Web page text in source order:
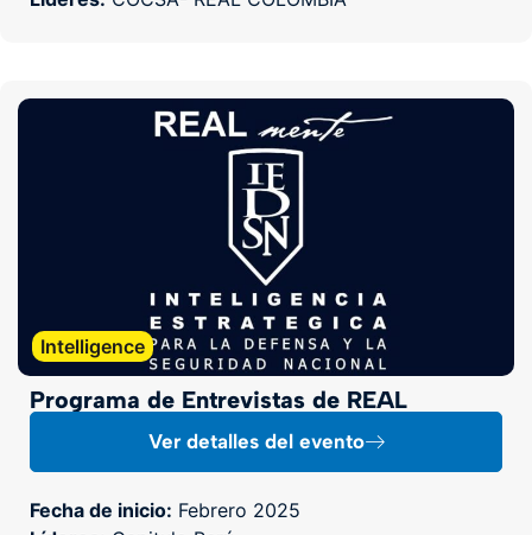
Intelligence
Programa de Entrevistas de REAL
Ver detalles del evento
Fecha de inicio: Febrero 2025